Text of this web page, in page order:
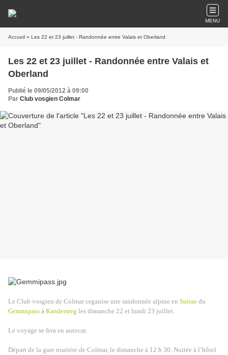
MENU
Accueil » Les 22 et 23 juillet - Randonnée entre Valais et Oberland
Les 22 et 23 juillet - Randonnée entre Valais et
Oberland
Publié le 09/05/2012 à 09:00
Par Club vosgien Colmar
Le Club vosgien de Colmar organise une randonnée alpine en Suisse du
Gemmipass à Kandersteg les dimanche 22 et lundi 23 juillet.
Le voyage se fera en autocar.
Départ de la gare routière de Colmar, le dimanche à 12 h 30. Nuitée à l’hôtel